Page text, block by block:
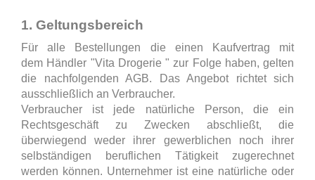
1. Geltungsbereich
Für alle Bestellungen die einen Kaufvertrag mit
dem Händler "Vita Drogerie " zur Folge haben, gelten
die nachfolgenden AGB. Das Angebot richtet sich
ausschließlich an Verbraucher.
Verbraucher ist jede natürliche Person, die ein
Rechtsgeschäft zu Zwecken abschließt, die
überwiegend weder ihrer gewerblichen noch ihrer
selbständigen beruflichen Tätigkeit zugerechnet
werden können. Unternehmer ist eine natürliche oder